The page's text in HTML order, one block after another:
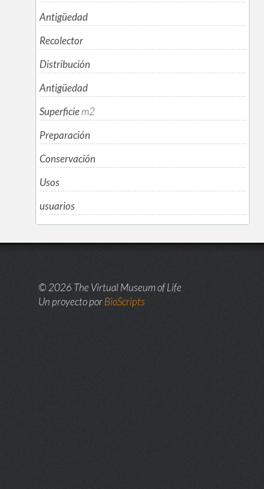
Antigüedad
Recolector
Distribución
Antigüedad
Superficiem2
Preparación
Conservación
Usos
usuarios
© 2026 The Virtual Museum of Life
Un proyecto porBioScripts